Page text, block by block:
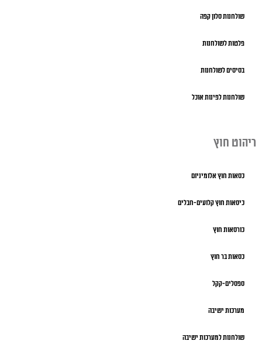
שולחנות סלון קפה
פלטות לשולחנות
בסיסים לשולחנות
שולחנות לפינות אוכל
ריהוט חוץ
כסאות חוץ אלומיניום
כיסאות חוץ קלועים-חבלים
כורסאות חוץ
כסאות בר חוץ
ספסלים-קקל
מערכות ישיבה
שולחנות למערכות ישיבה